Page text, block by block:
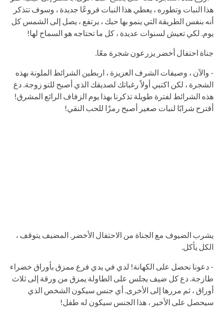
هذا النبات وتطوره ، يعطي هذا النبات فروعًا جديدة ، وسوف تتذكر
أنه بنفس الطريقة التي ينمو بها حبك ، يرتفع ، يصل إلى الشمس كل
يوم. لكي تعيش لسنوات عديدة ، كل ما تحتاجه هو السماح لها!
جناة احتفال أخضر يزرعون شجرة معًا.
- والآن ، وصيفات الشرف العزيزة ، اربطين الشرائط الملونة بهذه
الشجرة ، لكن اكتبي أولاً رغباتك لصديقك الذي أصبح للتو زوجة. دع
هذه الشرائط لفترة طويلة تذكرنا بهذا يوم الزفاف الرائع المشرق!
أقترح شرابًا لنبات صغير أصبح رمزًا للحب النقي!
يشرب الضيوف مع الجناة من الاحتفال الأخضر. المضيف يتوقف ،
الكل يأكل.
- دعونا نحصل على الكهانة! لدي في يدي فرع ممزق بأوراق خضراء
طازجة. دع كل ضيف يجلس على الطاولة يمزق من ورقة إلى ثلاث
أوراق ، ثم مررها إلى الأخرى. أي جنس سيكون الشخص الذي
سيحصل على الأخير ، هذا الجنس سيكون له طفل!